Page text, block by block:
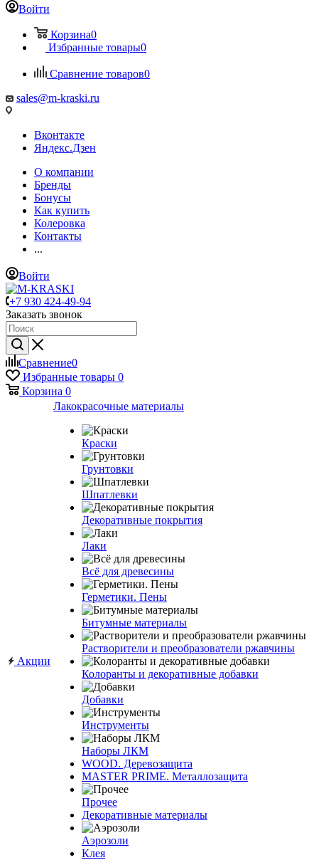
Войти
Корзина0
Избранные товары0
Сравнение товаров0
sales@m-kraski.ru
Вконтакте
Яндекс.Дзен
О компании
Бренды
Бонусы
Как купить
Колеровка
Контакты
...
Войти
+7 930 424-49-94
Заказать звонок
Сравнение0
Избранные товары 0
Корзина 0
Акции
Лакокрасочные материалы
Краски
Грунтовки
Шпатлевки
Декоративные покрытия
Лаки
Всё для древесины
Герметики. Пены
Битумные материалы
Растворители и преобразователи ржавчины
Колоранты и декоративные добавки
Добавки
Инструменты
Наборы ЛКМ
WOOD. Деревозащита
MASTER PRIME. Металлозащита
Прочее
Декоративные материалы
Аэрозоли
Клея